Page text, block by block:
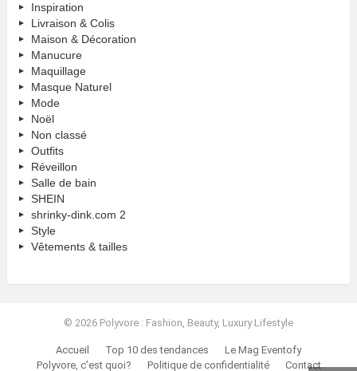
Inspiration
Livraison & Colis
Maison & Décoration
Manucure
Maquillage
Masque Naturel
Mode
Noël
Non classé
Outfits
Réveillon
Salle de bain
SHEIN
shrinky-dink.com 2
Style
Vêtements & tailles
© 2026 Polyvore : Fashion, Beauty, Luxury Lifestyle
Accueil Top 10 des tendances
Le Mag Eventofy
Polyvore, c’est quoi?
Politique de confidentialité Contact